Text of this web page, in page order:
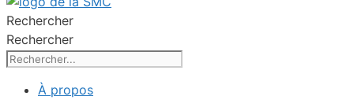
Rechercher
Rechercher
À propos